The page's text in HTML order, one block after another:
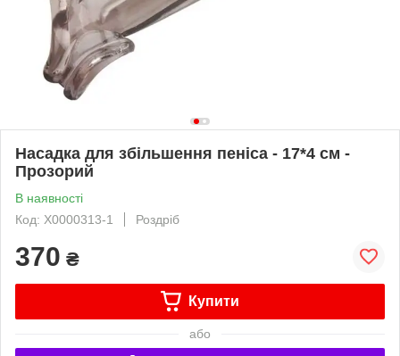
Насадка для збільшення пеніса - 17*4 см -
Прозорий
В наявності
Код: X0000313-1
Роздріб
370 ₴
Купити
або